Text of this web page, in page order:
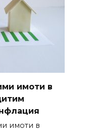
имоти в
имоти в